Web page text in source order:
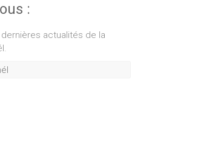
:
actualités de la